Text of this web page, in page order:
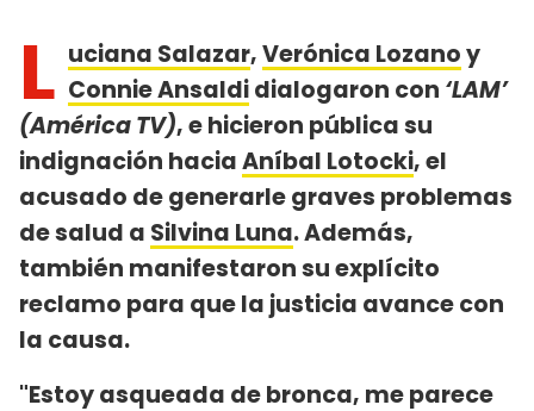
L uciana Salazar,Verónica Lozanoy
Connie Ansaldidialogaron con ‘LAM’
(América TV), e hicieron pública su
indignación haciaAníbal Lotocki, el
acusado de generarle graves problemas
de salud a Silvina Luna. Además,
también manifestaron su explícito
reclamo para que la justicia avance con
la causa.
"Estoy asqueada de bronca, me parece